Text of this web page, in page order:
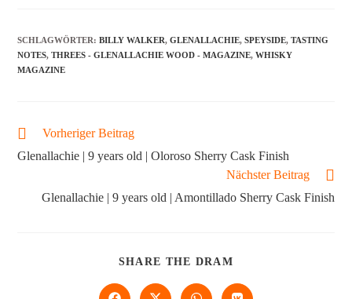
SCHLAGWÖRTER:BILLY WALKER, GLENALLACHIE, SPEYSIDE, TASTING
NOTES, THREES - GLENALLACHIE WOOD - MAGAZINE, WHISKY
MAGAZINE
Vorheriger Beitrag
Glenallachie | 9 years old | Oloroso Sherry Cask Finish
Nächster Beitrag
Glenallachie | 9 years old | Amontillado Sherry Cask Finish
SHARE THE DRAM